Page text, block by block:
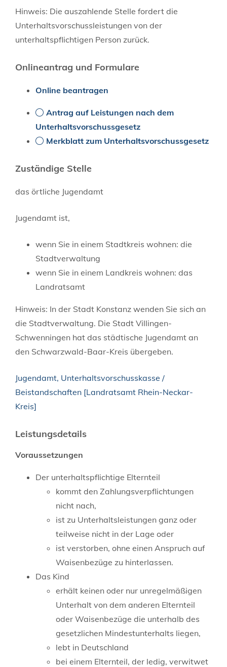
Hinweis: Die auszahlende Stelle fordert die
Unterhaltsvorschussleistungen von der
unterhaltspflichtigen Person zurück.
Onlineantrag und Formulare
Online beantragen
Antrag auf Leistungen nach dem
Unterhaltsvorschussgesetz
Merkblatt zum Unterhaltsvorschussgesetz
Zuständige Stelle
das örtliche Jugendamt
Jugendamt ist,
wenn Sie in einem Stadtkreis wohnen: die
Stadtverwaltung
wenn Sie in einem Landkreis wohnen: das
Landratsamt
Hinweis: In der Stadt Konstanz wenden Sie sich an
die Stadtverwaltung. Die Stadt Villingen-
Schwenningen hat das städtische Jugendamt an
den Schwarzwald-Baar-Kreis übergeben.
Jugendamt, Unterhaltsvorschusskasse /
Beistandschaften [Landratsamt Rhein-Neckar-
Kreis]
Leistungsdetails
Voraussetzungen
Der unterhaltspflichtige Elternteil
kommt den Zahlungsverpflichtungen
nicht nach,
ist zu Unterhaltsleistungen ganz oder
teilweise nicht in der Lage oder
ist verstorben, ohne einen Anspruch auf
Waisenbezüge zu hinterlassen.
Das Kind
erhält keinen oder nur unregelmäßigen
Unterhalt von dem anderen Elternteil
oder Waisenbezüge die unterhalb des
gesetzlichen Mindestunterhalts liegen,
lebt in Deutschland
bei einem Elternteil, der ledig, verwitwet